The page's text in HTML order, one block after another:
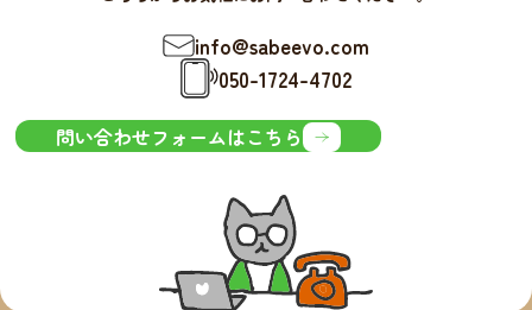
info@sabeevo.com
050-1724-4702
問い合わせフォームはこちら